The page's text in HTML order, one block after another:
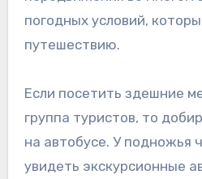
погодных условий,
путешествию.
Если посетить здешние
группа туристов, то
на автобусе. У подножья
увидеть экскурсионные